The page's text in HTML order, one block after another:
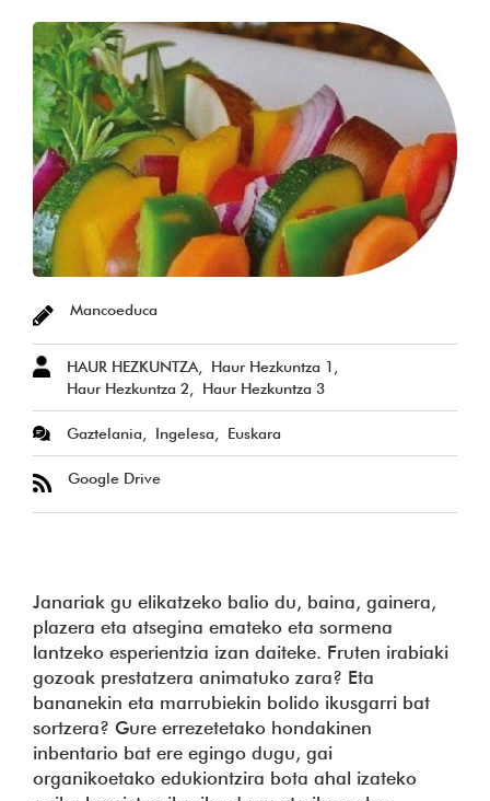
Mancoeduca
HAUR HEZKUNTZA
Haur Hezkuntza 1
Haur Hezkuntza 2
Haur Hezkuntza 3
Gaztelania Ingelesa Euskara
Google Drive
Janariak gu elikatzeko balio du, baina, gainera,
plazera eta atsegina emateko eta sormena
lantzeko esperientzia izan daiteke. Fruten irabiaki
gozoak prestatzera animatuko zara? Eta
bananekin eta marrubiekin bolido ikusgarri bat
sortzera? Gure errezetetako hondakinen
inbentario bat ere egingo dugu, gai
organikoetako edukiontzira bota ahal izateko